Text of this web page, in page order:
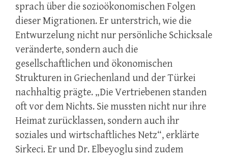
sprach über die sozioökonomischen Folgen
dieser Migrationen. Er unterstrich, wie die
Entwurzelung nicht nur persönliche Schicksale
veränderte, sondern auch die
gesellschaftlichen und ökonomischen
Strukturen in Griechenland und der Türkei
nachhaltig prägte. „Die Vertriebenen standen
oft vor dem Nichts. Sie mussten nicht nur ihre
Heimat zurücklassen, sondern auch ihr
soziales und wirtschaftliches Netz“, erklärte
Sirkeci. Er und Dr. Elbeyoglu sind zudem